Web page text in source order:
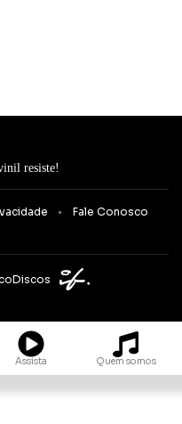
resiste!
Fale Conosco
Assista Quem somos